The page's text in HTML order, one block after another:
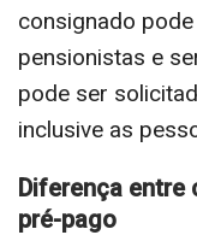
consignado
pensionistas e
pode ser
inclusive as
Diferença
pré-pago